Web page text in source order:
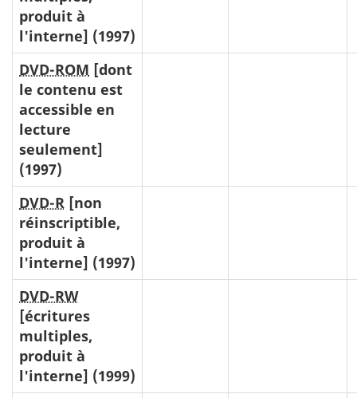
produit à
l'interne] (1997)
DVD-ROM [dont
le contenu est
accessible en
lecture
seulement]
(1997)
DVD-R [non
réinscriptible,
produit à
l'interne] (1997)
DVD-RW
[écritures
multiples,
produit à
l'interne] (1999)